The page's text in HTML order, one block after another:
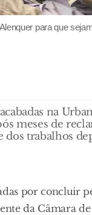
para que
na
meses de
trabalhos
por concluir
da Câmara